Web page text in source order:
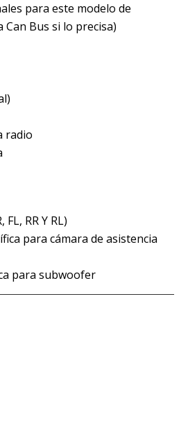
para este modelo de
Can Bus si lo precisa)
radio
FL, RR Y RL)
para cámara de asistencia
para subwoofer